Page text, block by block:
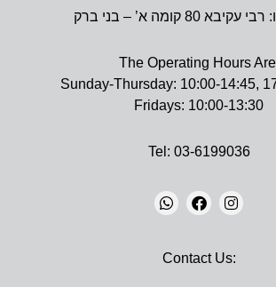
80 קומה א’ – בני ברק
The Operating Hours
Sunday-Thursday: 10:00-14:45,
Fridays: 10:00-13:30
Tel: 03-6199036
H
A
A
C
N
S
Contact Us: